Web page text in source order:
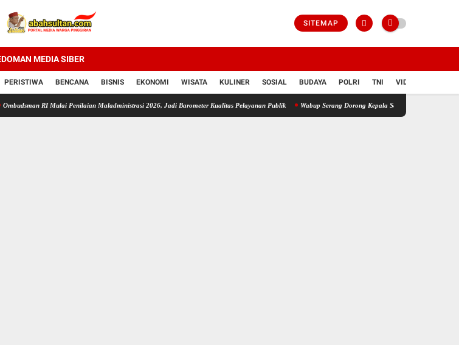
SITEMAP
MEDIA SIBER
PERISTIWA BENCANA BISNIS EKONOMI WISATA KULINER SOSIAL BUDAYA POLRI TNI VIDIO
RI Mulai Penilaian Maladministrasi 2026, Jadi Barometer Kualitas Pelayanan Publik Wabup Serang Dorong Kepala Sekolah Jadi Penggerak